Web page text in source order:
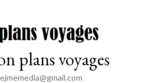
plans voyages